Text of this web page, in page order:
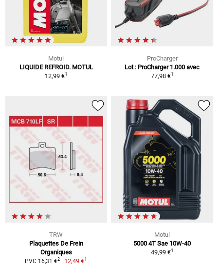
Motul
LIQUIDE REFROID. MOTUL
12,99 €1
ProCharger
Lot : ProCharger 1.000 avec
77,98 €1
TRW
Plaquettes De Frein
Organiques
PVC 16,31 €2 12,49 €1
Motul
5000 4T Sae 10W-40
49,99 €1